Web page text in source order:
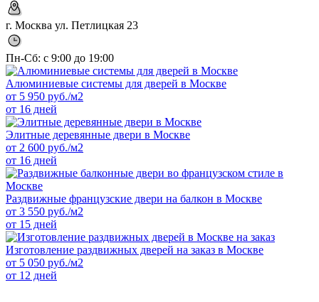
г. Москва ул. Петлицкая 23
Пн-Сб: с 9:00 до 19:00
Алюминиевые системы для дверей в Москве
от 5 950 руб./м2
от 16 дней
Элитные деревянные двери в Москве
от 2 600 руб./м2
от 16 дней
Раздвижные французские двери на балкон в Москве
от 3 550 руб./м2
от 15 дней
Изготовление раздвижных дверей на заказ в Москве
от 5 050 руб./м2
от 12 дней